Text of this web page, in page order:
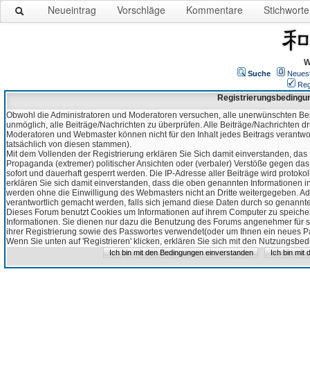
Neueintrag Vorschläge Kommentare Stichworte
Suche
Obwohl die Administratoren und Moderatoren versuchen, alle unerwünschten
unmöglich, alle Beiträge/Nachrichten zu überprüfen. Alle Beiträge/Nachrichten
Moderatoren und Webmaster können nicht für den Inhalt jedes Beitrags
tatsächlich von diesen stammen).
Mit dem Vollenden der Registrierung erklären Sie Sich damit einverstanden,
Propaganda (extremer) politischer Ansichten oder (verbaler) Verstöße gegen
sofort und dauerhaft gesperrt werden. Die IP-Adresse aller Beiträge wird
erklären Sie sich damit einverstanden, dass die oben genannten Informationen
werden ohne die Einwilligung des Webmasters nicht an Dritte weitergegeben.
verantwortlich gemacht werden, falls sich jemand diese Daten durch so
Dieses Forum benutzt Cookies um Informationen auf ihrem Computer zu
Informationen. Sie dienen nur dazu die Benutzung des Forums angenehmer
ihrer Registrierung sowie des Passwortes verwendet(oder um Ihnen ein neues
Wenn Sie unten auf 'Registrieren' klicken, erklären Sie sich mit den